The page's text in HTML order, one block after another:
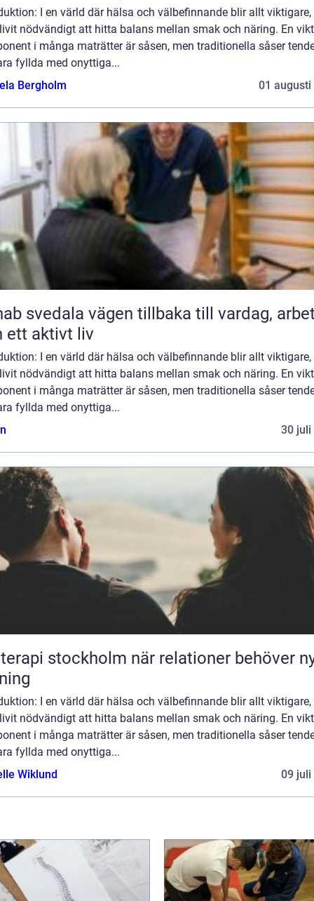
I en värld där hälsa och välbefinnande blir allt viktigare,
nödvändigt att hitta balans mellan smak och näring. En
i många maträtter är såsen, men traditionella såser
fyllda med onyttiga...
Bergholm
01 augusti
vägen tillbaka till vardag, arbete
ett aktivt liv
I en värld där hälsa och välbefinnande blir allt viktigare,
nödvändigt att hitta balans mellan smak och näring. En
i många maträtter är såsen, men traditionella såser
fyllda med onyttiga...
30 juli
stockholm när relationer behöver ny
I en värld där hälsa och välbefinnande blir allt viktigare,
nödvändigt att hitta balans mellan smak och näring. En
i många maträtter är såsen, men traditionella såser
fyllda med onyttiga...
Wiklund
09 juli